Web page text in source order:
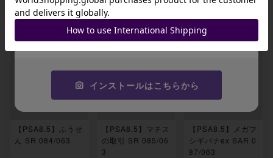
-
出品数 0
- -
【PSA8.5】ふうせ
ん SR 084/063
【PSA8.5】マチス
の取引 SR 085/06
3
【PSA8.5】メガフ
シギバナex SAR 0
87/063
JA9XS8
コピーする
インストールはこちらから